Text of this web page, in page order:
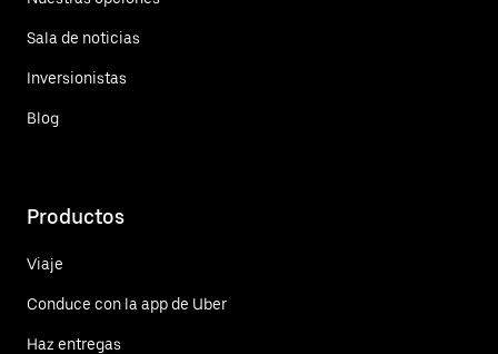
Sala de noticias
Inversionistas
Blog
Productos
Viaje
Conduce con la app de Uber
Haz entregas